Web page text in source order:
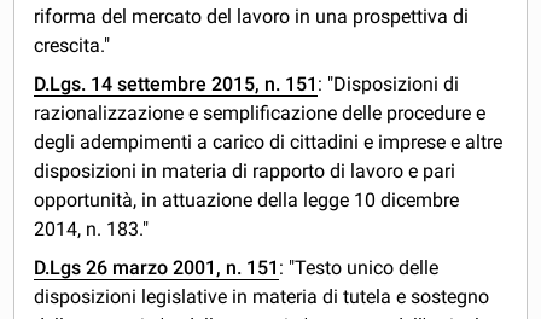
riforma del mercato del lavoro in una prospettiva di
crescita."
D.Lgs. 14 settembre 2015, n. 151 : "Disposizioni di
razionalizzazione e semplificazione delle procedure e
degli adempimenti a carico di cittadini e imprese e altre
disposizioni in materia di rapporto di lavoro e pari
opportunità, in attuazione della legge 10 dicembre
2014, n. 183."
D.Lgs 26 marzo 2001, n. 151 : "Testo unico delle
disposizioni legislative in materia di tutela e sostegno